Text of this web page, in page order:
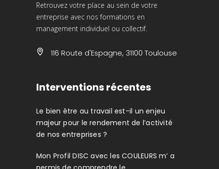
Retrouvez votre place au sein de votre
entreprise avec nos formations en
management individuel ou collectif.
116 Route d'Espagne, 31100 Toulouse
Interventions récentes
Le bien être au travail est-il un enjeu
majeur pour le rendement de l’activité
de nos entreprises ?
Mon Profil DISC avec les COULEURS m’ a